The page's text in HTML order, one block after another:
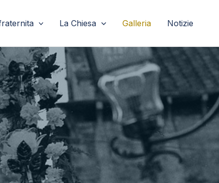
La Chiesa Galleria Notizie